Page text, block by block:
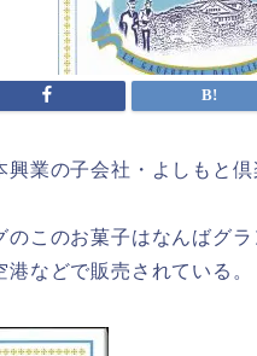
興業の子会社・よしもと
のこのお菓子はなんばグ
などで販売されている。